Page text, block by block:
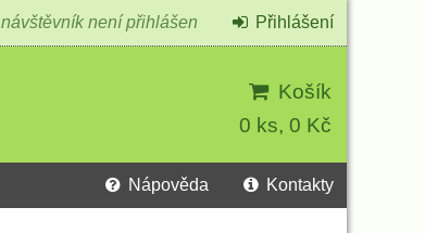
Košík
0 ks, 0 Kč
návštěvník není přihlášen Přihlášení
Nápověda Kontakty